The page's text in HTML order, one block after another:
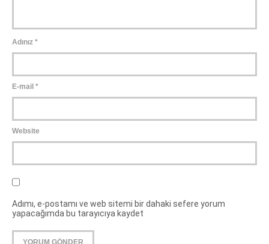
Adınız *
E-mail *
Website
Adımı, e-postamı ve web sitemi bir dahaki sefere yorum
yapacağımda bu tarayıcıya kaydet